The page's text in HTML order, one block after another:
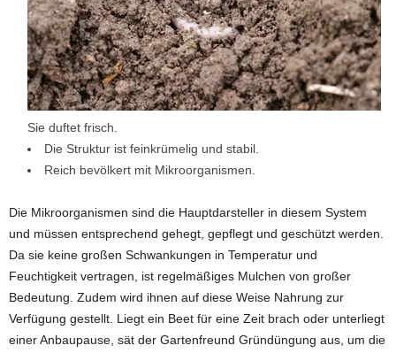
Sie duftet frisch.
Die Struktur ist feinkrümelig und stabil.
Reich bevölkert mit Mikroorganismen.
Die Mikroorganismen sind die Hauptdarsteller in diesem System
und müssen entsprechend gehegt, gepflegt und geschützt werden.
Da sie keine großen Schwankungen in Temperatur und
Feuchtigkeit vertragen, ist regelmäßiges Mulchen von großer
Bedeutung. Zudem wird ihnen auf diese Weise Nahrung zur
Verfügung gestellt. Liegt ein Beet für eine Zeit brach oder unterliegt
einer Anbaupause, sät der Gartenfreund Gründüngung aus, um die